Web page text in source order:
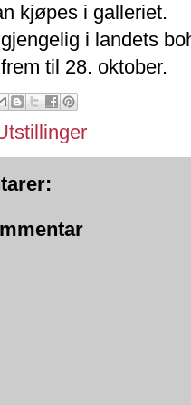
kjøpes i galleriet.
i landets
til 28. oktober.